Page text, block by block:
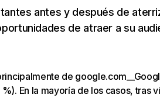
antes y después de
de atraer a su
de
En la mayoría de los casos, tras